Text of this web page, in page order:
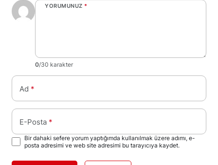
YORUMUNUZ *
0/30 karakter
Ad *
E-Posta *
Bir dahaki sefere yorum yaptığımda kullanılmak üzere adımı, e-
posta adresimi ve web site adresimi bu tarayıcıya kaydet.